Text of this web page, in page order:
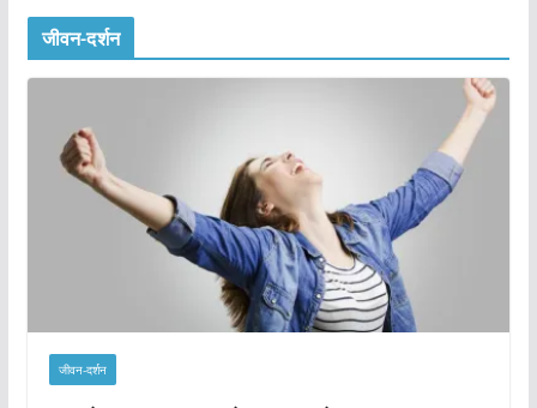
जीवन-दर्शन
जीवन-दर्शन